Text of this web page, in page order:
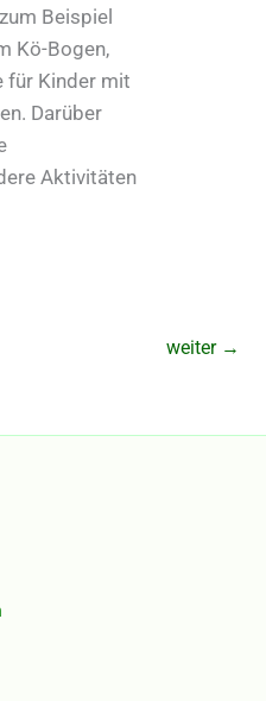
Beispiel
Kö-Bogen,
für Kinder mit
Darüber
Aktivitäten
weiter →